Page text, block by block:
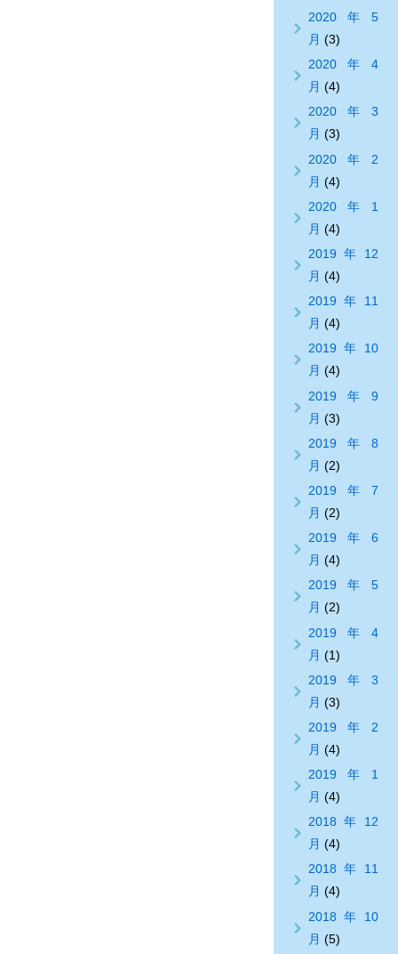
2020年5
月 (3)
2020年4
月 (4)
2020年3
月 (3)
2020年2
月 (4)
2020年1
月 (4)
2019年12
月 (4)
2019年11
月 (4)
2019年10
月 (4)
2019年9
月 (3)
2019年8
月 (2)
2019年7
月 (2)
2019年6
月 (4)
2019年5
月 (2)
2019年4
月 (1)
2019年3
月 (3)
2019年2
月 (4)
2019年1
月 (4)
2018年12
月 (4)
2018年11
月 (4)
2018年10
月 (5)